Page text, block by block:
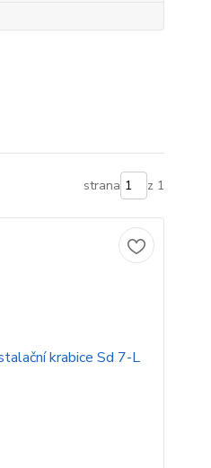
strana z 1